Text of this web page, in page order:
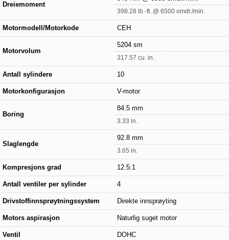
Dreiemoment
398.28 lb.-ft. @ 6500 omdr./min.
Motormodell/Motorkode CEH
Motorvolum
5204 sm
317.57 cu. in.
Antall sylindere 10
Motorkonfigurasjon V-motor
Boring
84.5 mm
3.33 in.
Slaglengde
92.8 mm
3.65 in.
Kompresjons grad 12.5:1
Antall ventiler per sylinder 4
Drivstoffinnsprøytningssystem Direkte innsprøyting
Motors aspirasjon Naturlig suget motor
Ventil DOHC